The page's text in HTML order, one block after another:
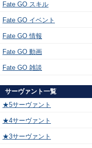
Fate GO スキル
Fate GO イベント
Fate GO 情報
Fate GO 動画
Fate GO 雑談
サーヴァント一覧
★5サーヴァント
★4サーヴァント
★3サーヴァント